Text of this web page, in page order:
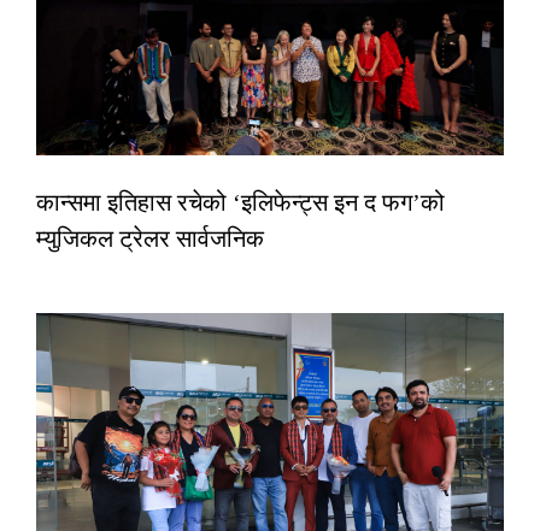
कान्समा इतिहास रचेको ‘इलिफेन्ट्स इन द फग’को
म्युजिकल ट्रेलर सार्वजनिक